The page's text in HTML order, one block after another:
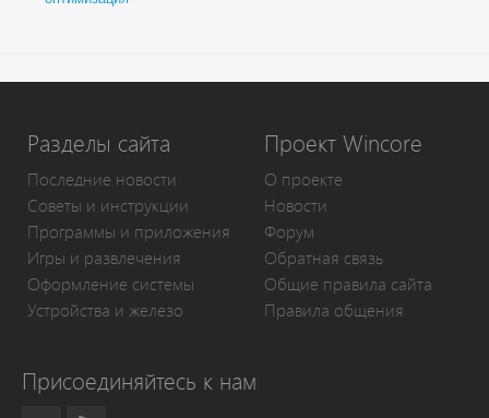
Разделы сайта
Последние новости
Советы и инструкции
Программы и приложения
Игры и развлечения
Оформление системы
Устройства и железо
Проект Wincore
О проекте
Новости
Форум
Обратная связь
Общие правила сайта
Правила общения
Присоединяйтесь к нам